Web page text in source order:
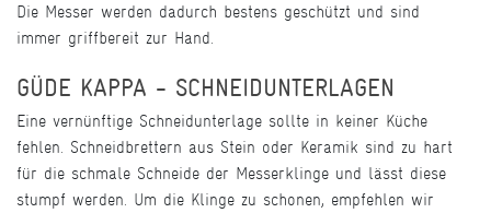
Die Messer werden dadurch bestens geschützt und sind
immer griffbereit zur Hand.
GÜDE KAPPA - SCHNEIDUNTERLAGEN
Eine vernünftige Schneidunterlage sollte in keiner Küche
fehlen. Schneidbrettern aus Stein oder Keramik sind zu hart
für die schmale Schneide der Messerklinge und lässt diese
stumpf werden. Um die Klinge zu schonen, empfehlen wir